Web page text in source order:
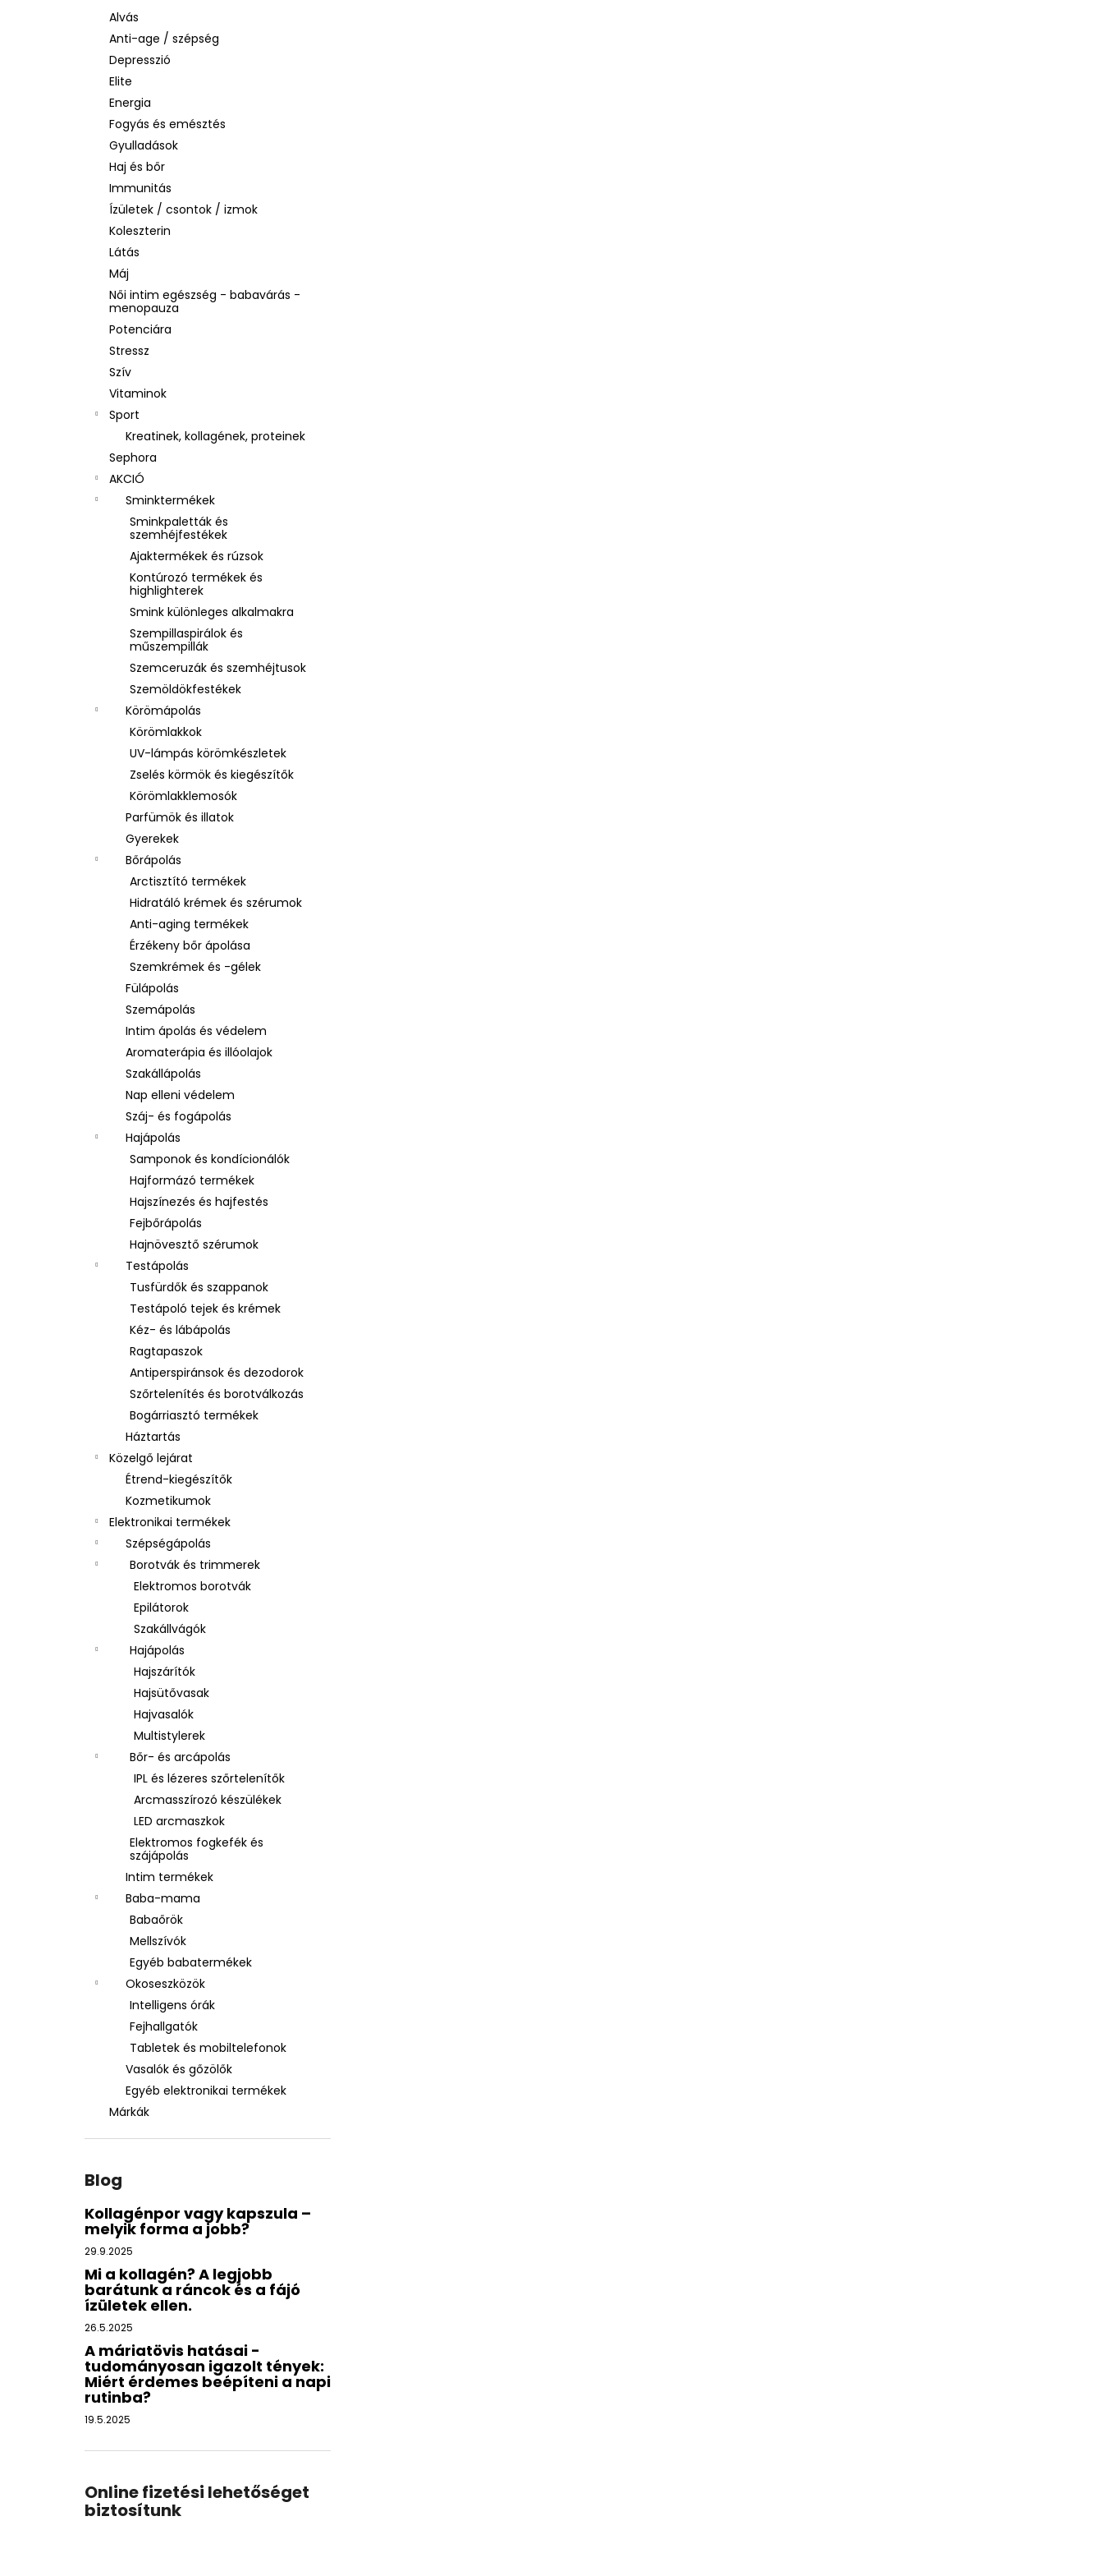
Alvás
Anti-age / szépség
Depresszió
Elite
Energia
Fogyás és emésztés
Gyulladások
Haj és bőr
Immunitás
Ízületek / csontok / izmok
Koleszterin
Látás
Máj
Női intim egészség - babavárás -
menopauza
Potenciára
Stressz
Szív
Vitaminok
Sport
Kreatinek, kollagének, proteinek
Sephora
AKCIÓ
Sminktermékek
Sminkpaletták és
szemhéjfestékek
Ajaktermékek és rúzsok
Kontúrozó termékek és
highlighterek
Smink különleges alkalmakra
Szempillaspirálok és
műszempillák
Szemceruzák és szemhéjtusok
Szemöldökfestékek
Körömápolás
Körömlakkok
UV-lámpás körömkészletek
Zselés körmök és kiegészítők
Körömlakklemosók
Parfümök és illatok
Gyerekek
Bőrápolás
Arctisztító termékek
Hidratáló krémek és szérumok
Anti-aging termékek
Érzékeny bőr ápolása
Szemkrémek és -gélek
Fülápolás
Szemápolás
Intim ápolás és védelem
Aromaterápia és illóolajok
Szakállápolás
Nap elleni védelem
Száj- és fogápolás
Hajápolás
Samponok és kondícionálók
Hajformázó termékek
Hajszínezés és hajfestés
Fejbőrápolás
Hajnövesztő szérumok
Testápolás
Tusfürdők és szappanok
Testápoló tejek és krémek
Kéz- és lábápolás
Ragtapaszok
Antiperspiránsok és dezodorok
Szőrtelenítés és borotválkozás
Bogárriasztó termékek
Háztartás
Közelgő lejárat
Étrend-kiegészítők
Kozmetikumok
Elektronikai termékek
Szépségápolás
Borotvák és trimmerek
Elektromos borotvák
Epilátorok
Szakállvágók
Hajápolás
Hajszárítók
Hajsütővasak
Hajvasalók
Multistylerek
Bőr- és arcápolás
IPL és lézeres szőrtelenítők
Arcmasszírozó készülékek
LED arcmaszkok
Elektromos fogkefék és
szájápolás
Intim termékek
Baba-mama
Babaőrök
Mellszívók
Egyéb babatermékek
Okoseszközök
Intelligens órák
Fejhallgatók
Tabletek és mobiltelefonok
Vasalók és gőzölők
Egyéb elektronikai termékek
Márkák
Blog
Kollagénpor vagy kapszula –
melyik forma a jobb?
29.9.2025
Mi a kollagén? A legjobb
barátunk a ráncok és a fájó
ízületek ellen.
26.5.2025
A máriatövis hatásai -
tudományosan igazolt tények:
Miért érdemes beépíteni a napi
rutinba?
19.5.2025
Online fizetési lehetőséget
biztosítunk
BIODERMA PHOTODERM AQUAFLUID
INVISIBLE SPF 50+ – LÁTHATATLAN
ARCVÉDŐ KRÉM, 40 ML
2 480 Ft
Korábbi: 6 870 Ft